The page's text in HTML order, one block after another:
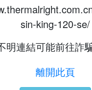
sin-king-120-se/
明連結可能前往詐
離開此頁